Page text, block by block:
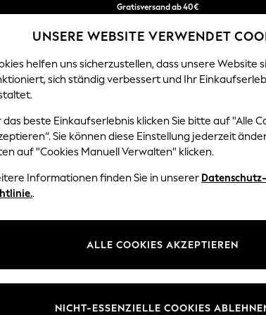
Kostenlose & einfache Rückgaben*
Wir akzeptieren.
BABY DAMEN HERREN
GARDEN AND OUTDOORS COTTON
UNSERE WEBSITE VERWENDET
helfen uns sicherzustellen, dass unsere Website
sich ständig verbessert und Ihr
das beste Einkaufserlebnis klicken Sie bitte auf "Alle
Sie können diese Einstellung jederzeit
auf "Cookies Manuell Verwalten" klicken.
Informationen finden Sie in unserer
.
ALLE COOKIES AKZEPTIEREN
NICHT-ESSENZIELLE COOKIES